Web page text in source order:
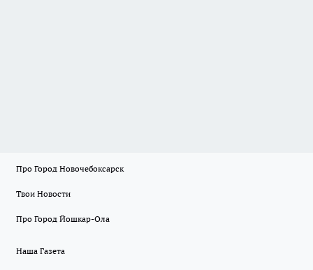
Про Город Новочебоксарск
Твои Новости
Про Город Йошкар-Ола
Наша Газета